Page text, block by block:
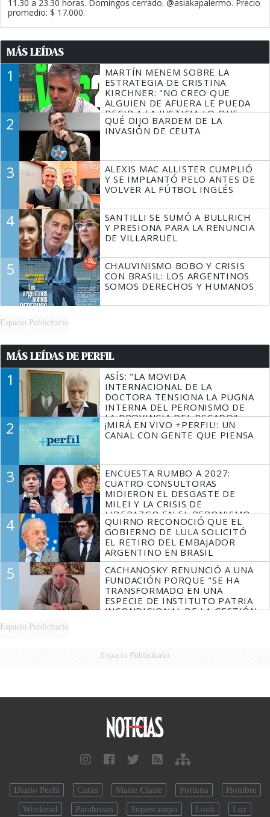
11.30 a 23.30 horas. Domingos cerrado. @asiakapalermo. Precio
promedio: $ 17.000.
MÁS LEÍDAS
1
MARTÍN MENEM SOBRE LA
ESTRATEGIA DE CRISTINA
KIRCHNER: "NO CREO QUE
ALGUIEN DE AFUERA LE PUEDA
DECIR A LA JUSTICIA LO QUE
TIENE QUE HACER"
2
QUÉ DIJO BARDEM DE LA
INVASIÓN DE CEUTA
3
ALEXIS MAC ALLISTER CUMPLIÓ
Y SE IMPLANTÓ PELO ANTES DE
VOLVER AL FÚTBOL INGLÉS
4
SANTILLI SE SUMÓ A BULLRICH
Y PRESIONA PARA LA RENUNCIA
DE VILLARRUEL
5
CHAUVINISMO BOBO Y CRISIS
CON BRASIL: LOS ARGENTINOS
SOMOS DERECHOS Y HUMANOS
Espacio Publicitario
MÁS LEÍDAS DE PERFIL
1
ASÍS: "LA MOVIDA
INTERNACIONAL DE LA
DOCTORA TENSIONA LA PUGNA
INTERNA DEL PERONISMO DE
LA PROVINCIA DEL PECADO"
2
¡MIRÁ EN VIVO +PERFIL!: UN
CANAL CON GENTE QUE PIENSA
3
ENCUESTA RUMBO A 2027:
CUATRO CONSULTORAS
MIDIERON EL DESGASTE DE
MILEI Y LA CRISIS DE
LIDERAZGO EN EL PERONISMO
4
QUIRNO RECONOCIÓ QUE EL
GOBIERNO DE LULA SOLICITÓ
EL RETIRO DEL EMBAJADOR
ARGENTINO EN BRASIL
5
CACHANOSKY RENUNCIÓ A UNA
FUNDACIÓN PORQUE "SE HA
TRANSFORMADO EN UNA
ESPECIE DE INSTITUTO PATRIA
INCONDICIONAL DE LA GESTIÓN
Espacio Publicitario
Espacio Publicitario
Diario Perfil Caras Marie Claire Fortuna
Hombre
Weekend
Parabrisas Supercampo Look Luz